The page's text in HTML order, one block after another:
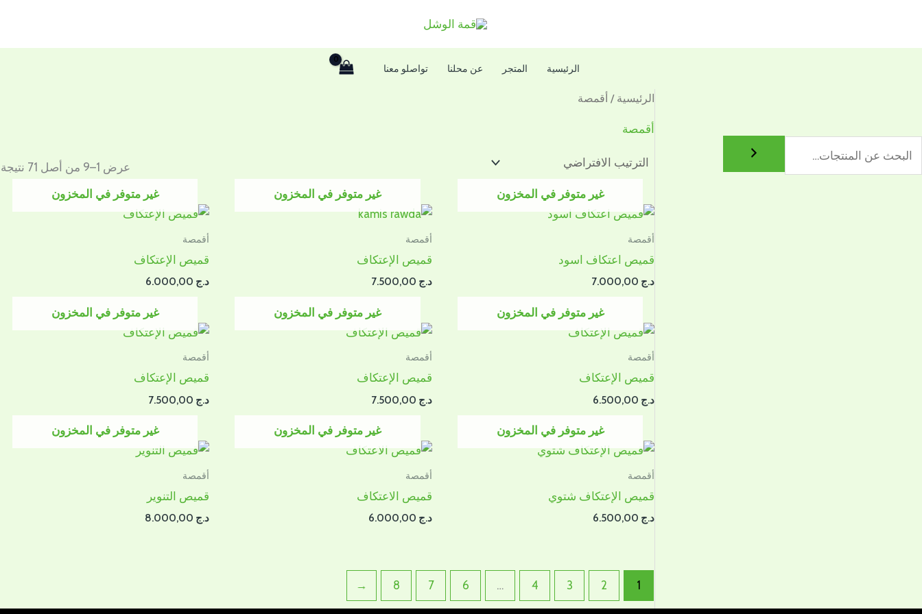
المحتوى
الرئيسية المتجر عن محلنا تواصلو معنا
الرئيسية / أقمصة
أقمصة
عرض 1–9 من أصل 71 نتيجة
غير متوفر في المخزون
أقمصة
قميص اعتكاف اسود
د.ج
غير متوفر في المخزون
أقمصة
قميص الإعتكاف
د.ج
غير متوفر في المخزون
أقمصة
قميص الإعتكاف
د.ج
غير متوفر في المخزون
أقمصة
قميص الإعتكاف
د.ج
غير متوفر في المخزون
أقمصة
قميص الإعتكاف
د.ج
غير متوفر في المخزون
أقمصة
قميص الإعتكاف
د.ج
غير متوفر في المخزون
أقمصة
قميص الإعتكاف شتوي
د.ج
غير متوفر في المخزون
أقمصة
قميص الاعتكاف
د.ج
غير متوفر في المخزون
أقمصة
قميص التنوير
د.ج
1
2
3
4
…
6
7
8
←